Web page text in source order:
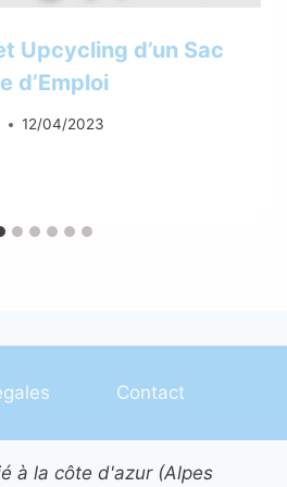
Upcycling d’un Sac
d’Emploi
12/04/2023
Contact
à la côte d'azur (Alpes